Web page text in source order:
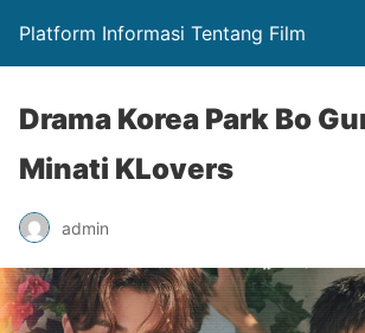
Platform Informasi Tentang Film
Drama Korea Park Bo
Minati KLovers
admin